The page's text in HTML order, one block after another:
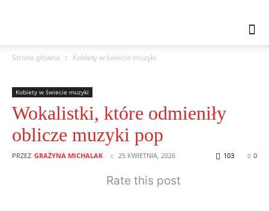
Strona główna Kobiety w świecie muzyki
Kobiety w świecie muzyki
Wokalistki, które odmieniły
oblicze muzyki pop
PRZEZ GRAŻYNA MICHALAK 25 KWIETNIA, 2026 0
103
Rate this post